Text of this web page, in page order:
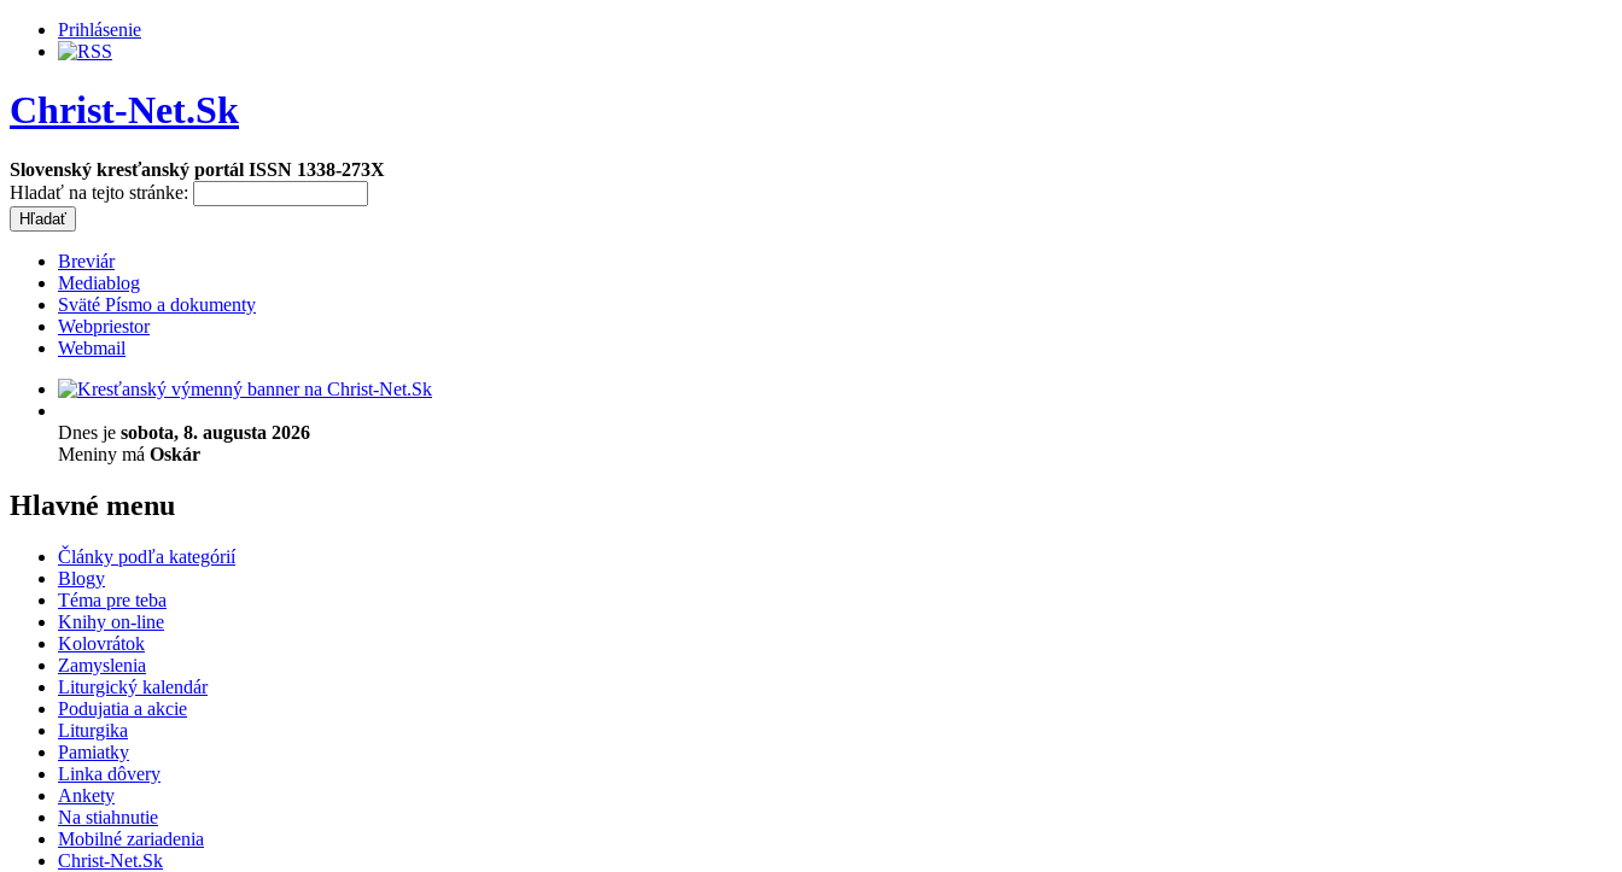
Prihlásenie
Christ-Net.Sk
Slovenský kresťanský portál ISSN 1338-273X
Hladať na tejto stránke:
Breviár
Mediablog
Sväté Písmo a dokumenty
Webpriestor
Webmail
Dnes je sobota, 8. augusta 2026
Meniny má Oskár
Hlavné menu
Články podľa kategórií
Blogy
Téma pre teba
Knihy on-line
Kolovrátok
Zamyslenia
Liturgický kalendár
Podujatia a akcie
Liturgika
Pamiatky
Linka dôvery
Ankety
Na stiahnutie
Mobilné zariadenia
Christ-Net.Sk